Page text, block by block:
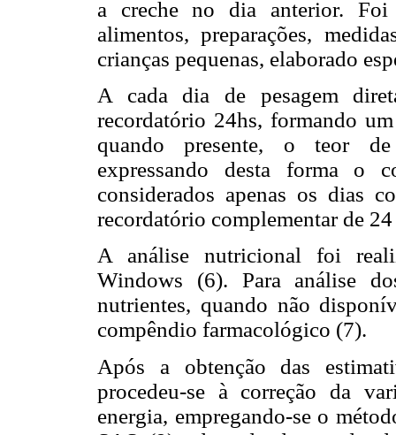
a creche no dia anterior.
alimentos, preparações,
crianças pequenas, elaborado
A cada dia de pesagem
recordatório 24hs, formando
quando presente, o teor
expressando desta forma o
considerados apenas os dias
recordatório complementar de
A análise nutricional foi
Windows (6). Para análise
nutrientes, quando não
compêndio farmacológico (7).
Após a obtenção das
procedeu-se à correção da
energia, empregando-se o